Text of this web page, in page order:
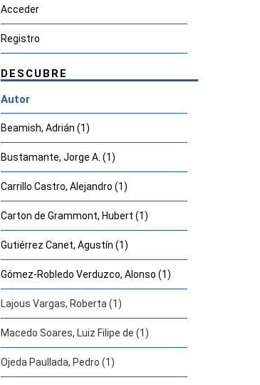
Acceder
Registro
DESCUBRE
Autor
Beamish, Adrián (1)
Bustamante, Jorge A. (1)
Carrillo Castro, Alejandro (1)
Carton de Grammont, Hubert (1)
Gutiérrez Canet, Agustín (1)
Gómez-Robledo Verduzco, Alonso (1)
Lajous Vargas, Roberta (1)
Macedo Soares, Luiz Filipe de (1)
Ojeda Paullada, Pedro (1)